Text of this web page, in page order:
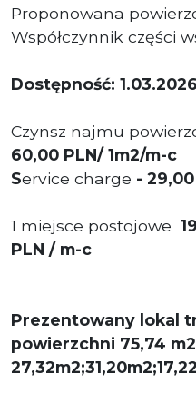
Proponowana
Współczynnik części
Dostępność:
Czynsz najmu
60,00 PLN/ 1m2/m-c
Service charge -
1 miejsce postojowe
PLN / m-c
Prezentowany lokal
powierzchni 75,74